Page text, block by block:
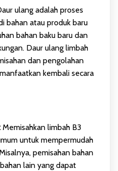
ulang adalah proses
bahan atau produk baru
bahan baku baru dan
Daur ulang limbah
dan pengolahan
kembali secara
Memisahkan limbah B3
untuk mempermudah
pemisahan bahan
lain yang dapat